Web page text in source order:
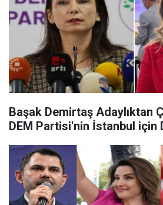
Başak Demirtaş Adaylıktan
DEM Partisi'nin İstanbul için